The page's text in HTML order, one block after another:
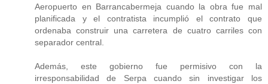
Aeropuerto en Barrancabermeja cuando la obra fue mal
planificada y el contratista incumplió el contrato que
ordenaba construir una carretera de cuatro carriles con
separador central.
Además, este gobierno fue permisivo con la
irresponsabilidad de Serpa cuando sin investigar los